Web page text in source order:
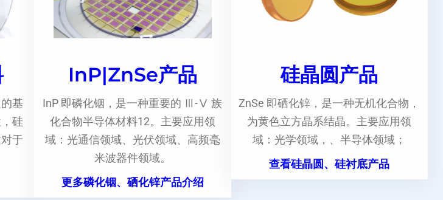
基
硅
于
InP|ZnSe产品
InP 即磷化铟，是一种重要的 Ⅲ-Ⅴ 族
化合物半导体材料12。主要应用领
域：光通信领域、光伏领域、高频毫
米波器件领域。
更多磷化铟、硒化锌产品介绍
硅晶圆产品
ZnSe 即硒化锌，是一种无机化合物，
为黄色立方晶系结晶。主要应用领
域：光学领域，、半导体领域；
查看硅晶圆、硅衬底产品